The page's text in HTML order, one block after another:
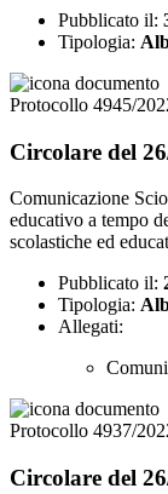
Pubblicato il:
Tipologia:
Protocollo 4945/
Circolare del
Comunicazione
educativo a tempo
scolastiche ed
Pubblicato il:
Tipologia:
Allegati:
Protocollo 4937/
Circolare del